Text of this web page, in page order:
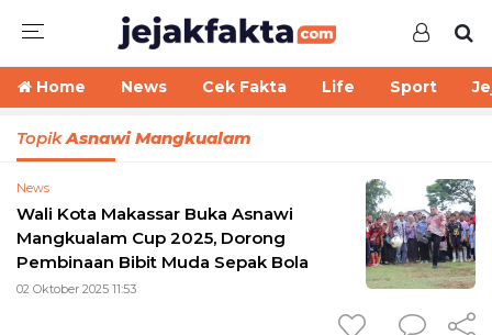
Home News Cek Fakta Life Sport
TopikAsnawi Mangkualam
News
Wali Kota Makassar Buka Asnawi
Mangkualam Cup 2025, Dorong
Pembinaan Bibit Muda Sepak Bola
02 Oktober 2025 11:53